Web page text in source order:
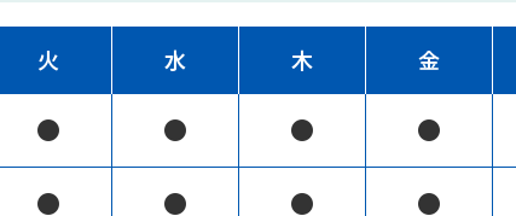
火 水 木 金
● ● ● ●
● ● ● ●